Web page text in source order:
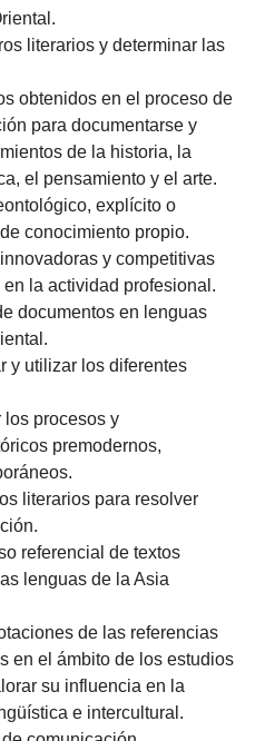
literarios y determinar las
obtenidos en el proceso de
para documentarse y
de la historia, la
el pensamiento y el arte.
explícito o
conocimiento propio.
y competitivas
la actividad profesional.
documentos en lenguas
y utilizar los diferentes
los procesos y
premodernos,
literarios para resolver
referencial de textos
lenguas de la Asia
de las referencias
en el ámbito de los estudios
su influencia en la
e intercultural.